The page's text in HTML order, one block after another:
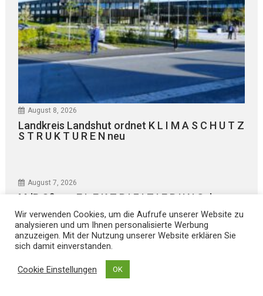
August 8, 2026
Landkreis Landshut ordnet K L I M A S C H U T Z
S T R U K T U R E N neu
August 7, 2026
MdB Oßner: E L E K T R I F I Z I E R U N G der
Bahnstrecke MÜHLDORF-LANDSHUT stärkt die
Region
Wir verwenden Cookies, um die Aufrufe unserer Website zu
analysieren und um Ihnen personalisierte Werbung
anzuzeigen. Mit der Nutzung unserer Website erklären Sie
sich damit einverstanden.
Cookie Einstellungen OK